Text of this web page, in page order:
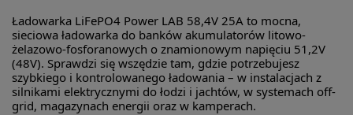
Ładowarka LiFePO4 Power LAB 58,4V 25A to mocna,
sieciowa ładowarka do banków akumulatorów litowo-
żelazowo-fosforanowych o znamionowym napięciu 51,2V
(48V). Sprawdzi się wszędzie tam, gdzie potrzebujesz
szybkiego i kontrolowanego ładowania – w instalacjach z
silnikami elektrycznymi do łodzi i jachtów, w systemach off-
grid, magazynach energii oraz w kamperach.